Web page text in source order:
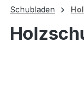
Schubladen